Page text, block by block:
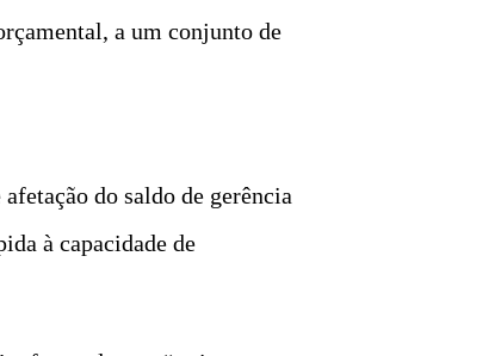
a um conjunto de
do saldo de gerência
à capacidade de